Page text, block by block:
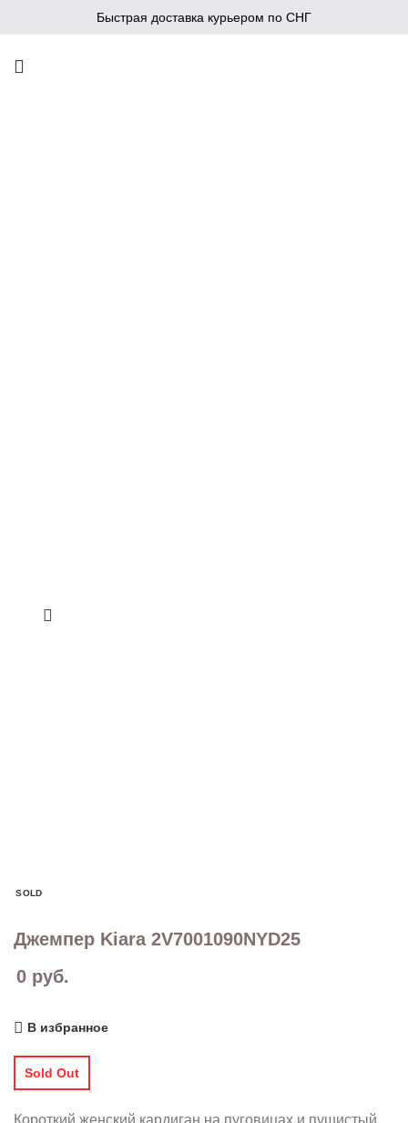
Быстрая доставка курьером по СНГ
SOLD
Джемпер Kiara 2V7001090NYD25
0 руб.
В избранное
Sold Out
Короткий женский кардиган на пуговицах и пушистый